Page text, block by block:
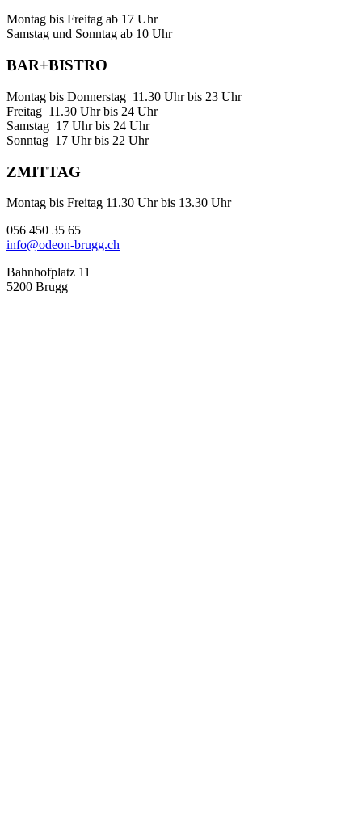
Montag bis Freitag ab 17 Uhr
Samstag und Sonntag ab 10 Uhr
BAR+BISTRO
Montag bis Donnerstag 11.30 Uhr bis 23 Uhr
Freitag 11.30 Uhr bis 24 Uhr
Samstag 17 Uhr bis 24 Uhr
Sonntag 17 Uhr bis 22 Uhr
ZMITTAG
Montag bis Freitag 11.30 Uhr bis 13.30 Uhr
056 450 35 65
info@odeon-brugg.ch
Bahnhofplatz 11
5200 Brugg